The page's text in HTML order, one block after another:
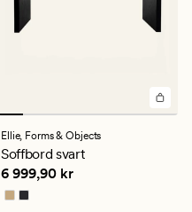
Ellie, Forms & Objects
Soffbord svart
Pris 6 999,90 kr
6 999,90 kr